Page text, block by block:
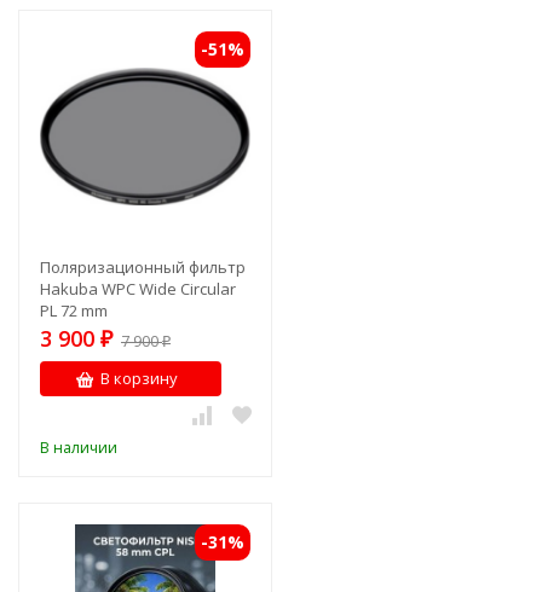
-51%
Поляризационный фильтр
Hakuba WPC Wide Circular
PL 72 mm
влагозащищенный
3 900 ₽ 7 900₽
В корзину
В наличии
-31%